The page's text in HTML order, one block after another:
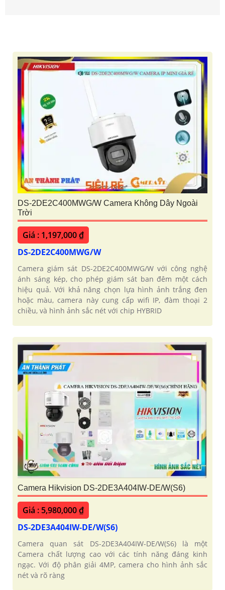
DS-2DE2C400MWG/W Camera Không Dây Ngoài
Trời
Giá : 1,197,000 ₫
DS-2DE2C400MWG/W
Camera giám sát DS-2DE2C400MWG/W với công nghệ
ánh sáng kép, cho phép giám sát ban đêm một cách
hiệu quả. Với khả năng chọn lựa hình ảnh trắng đen
hoặc màu, camera này cung cấp wifi IP, đàm thoại 2
chiều, và hình ảnh sắc nét với chip HYBRID
Camera Hikvision DS-2DE3A404IW-DE/W(S6)
Giá : 5,980,000 ₫
DS-2DE3A404IW-DE/W(S6)
Camera quan sát DS-2DE3A404IW-DE/W(S6) là một
Camera chất lượng cao với các tính năng đáng kinh
ngạc. Với độ phân giải 4MP, camera cho hình ảnh sắc
nét và rõ ràng